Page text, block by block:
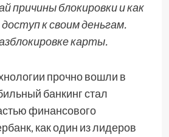
причины блокировки и как
к своим деньгам.
карты.
прочно вошли в
банкинг стал
финансового
как один из лидеров